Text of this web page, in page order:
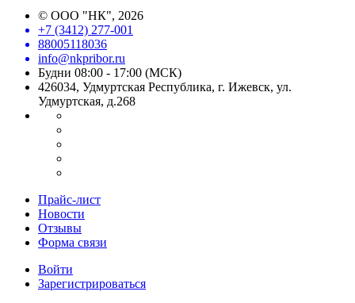
© ООО "НК", 2026
+7 (3412) 277-001
88005118036
info@nkpribor.ru
Будни 08:00 - 17:00 (МСК)
426034, Удмуртская Республика, г. Ижевск, ул.
Удмуртская, д.268
Прайс-лист
Новости
Отзывы
Форма связи
Войти
Зарегистрироваться